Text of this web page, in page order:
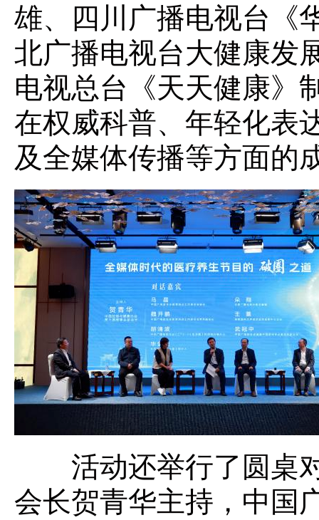
雄、四川广播电视台《
北广播电视台大健康发
电视总台《天天健康》
在权威科普、年轻化表
及全媒体传播等方面的
活动还举行了圆桌对
会长贺青华主持，中国